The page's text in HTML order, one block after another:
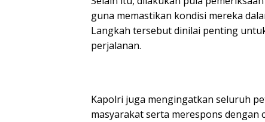
guna memastikan kondisi mereka
Langkah tersebut dinilai penting
perjalanan.
Kapolri juga mengingatkan seluruh
masyarakat serta merespons dengan